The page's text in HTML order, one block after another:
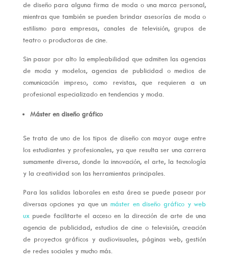
de diseño para alguna firma de moda o una marca personal,
mientras que también se pueden brindar asesorías de moda o
estilismo para empresas, canales de televisión, grupos de
teatro o productoras de cine.
Sin pasar por alto la empleabilidad que admiten las agencias
de moda y modelos, agencias de publicidad o medios de
comunicación impreso, como revistas, que requieren a un
profesional especializado en tendencias y moda.
Máster en diseño gráfico
Se trata de uno de los tipos de diseño con mayor auge entre
los estudiantes y profesionales, ya que resulta ser una carrera
sumamente diversa, donde la innovación, el arte, la tecnología
y la creatividad son las herramientas principales.
Para las salidas laborales en esta área se puede pasear por
diversas opciones ya que un máster en diseño gráfico y web
ux puede facilitarte el acceso en la dirección de arte de una
agencia de publicidad, estudios de cine o televisión, creación
de proyectos gráficos y audiovisuales, páginas web, gestión
de redes sociales y mucho más.